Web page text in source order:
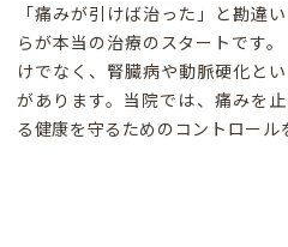
「痛みが引けば治った」と勘違
らが本当の治療のスタートです
けでなく、腎臓病や動脈硬化と
があります。当院では、痛みを
る健康を守るためのコントロール